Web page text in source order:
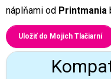
náplňami od Printmania
Uložiť do Mojich Tlačiarní